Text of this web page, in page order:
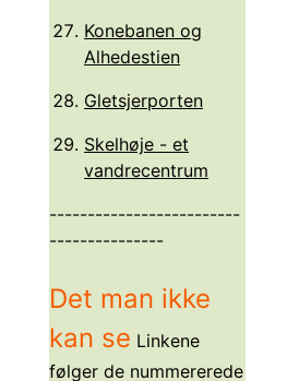
Konebanen og
Alhedestien
Gletsjerporten
Skelhøje - et
vandrecentrum
-------------------------
---------------
Det man ikke
kan se Linkene
følger de nummererede